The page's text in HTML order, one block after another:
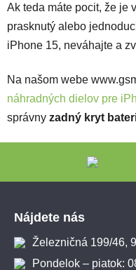
Ak teda máte pocit, že je
prasknutý alebo
iPhone 15, neváhajte a
Na našom webe
náhradných dielov pre
správny zadný kryt
Nájdete nás
Železničná 199/46,
Pondelok – piatok: